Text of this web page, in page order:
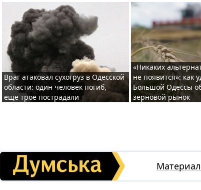
Враг атаковал сухогруз в Одесской
области: один человек погиб,
еще трое пострадали
«Никаких
не появится»: как
Большой Одессы
зерновой рынок